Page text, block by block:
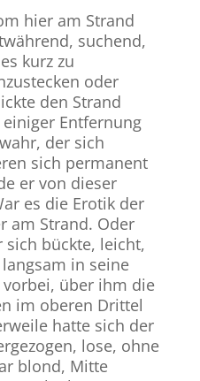
hier am Strand
suchend,
kurz zu
oder
den Strand
Entfernung
der sich
sich permanent
er von dieser
es die Erotik der
am Strand. Oder
sich bückte, leicht,
in seine
über ihm die
im oberen Drittel
hatte sich der
lose, ohne
blond, Mitte